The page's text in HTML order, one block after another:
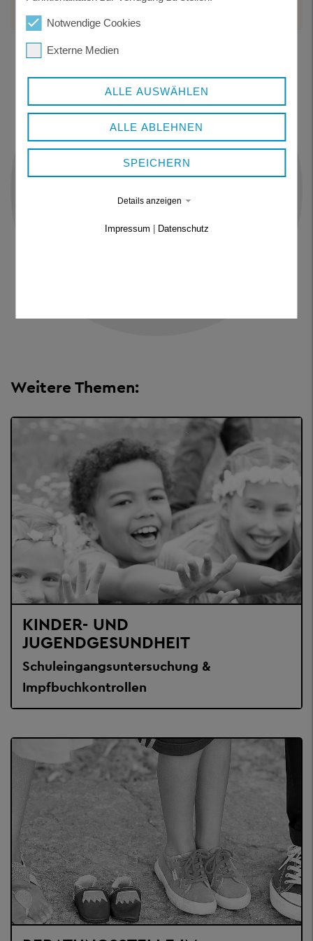
E-Mail schreiben
Weitere Themen:
KINDER- UND
JUGENDGESUNDHEIT
Schuleingangsuntersuchung &
Impfbuchkontrollen
Notwendige Cookies
Externe Medien
ALLE AUSWÄHLEN
ALLE ABLEHNEN
SPEICHERN
Details anzeigen
Impressum Datenschutz